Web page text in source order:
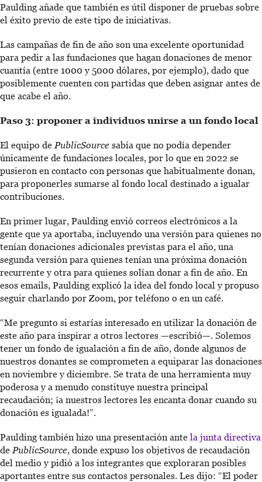
Paulding añade que también es útil disponer de pruebas sobre
el éxito previo de este tipo de iniciativas.
Las campañas de fin de año son una excelente oportunidad
para pedir a las fundaciones que hagan donaciones de menor
cuantía (entre 1000 y 5000 dólares, por ejemplo), dado que
posiblemente cuenten con partidas que deben asignar antes de
que acabe el año.
Paso 3: proponer a individuos unirse a un fondo local
El equipo de PublicSource sabía que no podía depender
únicamente de fundaciones locales, por lo que en 2022 se
pusieron en contacto con personas que habitualmente donan,
para proponerles sumarse al fondo local destinado a igualar
contribuciones.
En primer lugar, Paulding envió correos electrónicos a la
gente que ya aportaba, incluyendo una versión para quienes no
tenían donaciones adicionales previstas para el año, una
segunda versión para quienes tenían una próxima donación
recurrente y otra para quienes solían donar a fin de año. En
esos emails, Paulding explicó la idea del fondo local y propuso
seguir charlando por Zoom, por teléfono o en un café.
“Me pregunto si estarías interesado en utilizar la donación de
este año para inspirar a otros lectores —escribió—. Solemos
tener un fondo de igualación a fin de año, donde algunos de
nuestros donantes se comprometen a equiparar las donaciones
en noviembre y diciembre. Se trata de una herramienta muy
poderosa y a menudo constituye nuestra principal
recaudación; ¡a nuestros lectores les encanta donar cuando su
donación es igualada!”.
Paulding también hizo una presentación ante la junta directiva
de PublicSource, donde expuso los objetivos de recaudación
del medio y pidió a los integrantes que exploraran posibles
aportantes entre sus contactos personales. Les dijo: “El poder